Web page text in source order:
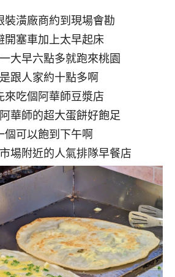
裝潢廠商約到現場會勘
開塞車加上太早起床
大早六點多就跑來桃園
跟人家約十點多啊
來吃個阿華師豆漿店
華師的超大蛋餅好飽足
個可以飽到下午啊
場附近的人氣排隊早餐店